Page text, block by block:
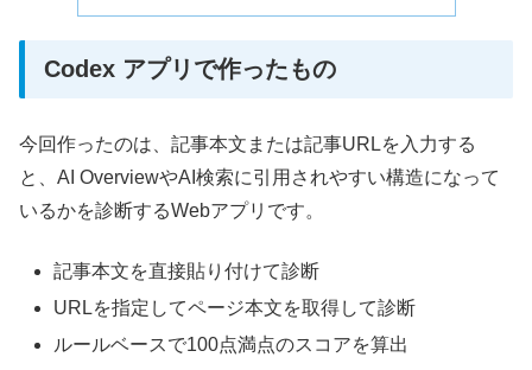
Codex アプリで作ったもの
今回作ったのは、記事本文または記事URLを入力する
と、AI OverviewやAI検索に引用されやすい構造になって
いるかを診断するWebアプリです。
記事本文を直接貼り付けて診断
URLを指定してページ本文を取得して診断
ルールベースで100点満点のスコアを算出